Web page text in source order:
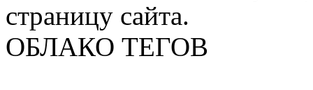
страницу сайта.
ОБЛАКО ТЕГОВ